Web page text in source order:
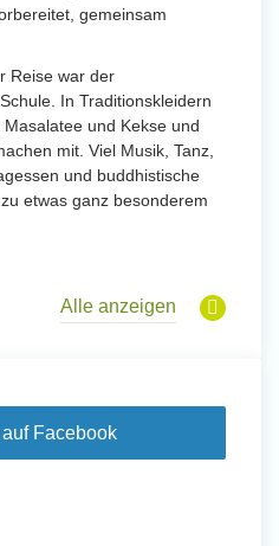
gemeinsam
Reise war der
In Traditionskleidern
und Kekse und
mit. Viel Musik, Tanz,
und buddhistische
etwas ganz besonderem
Alle anzeigen
Facebook